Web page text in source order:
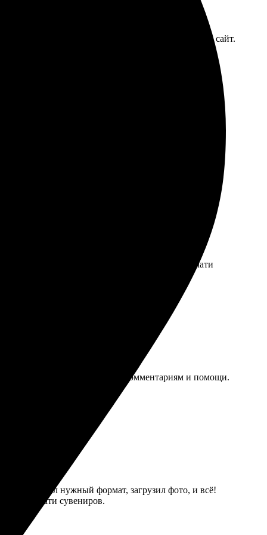
Выбрала желаемые изображения, загрузила их на сайт.
Качество печати впечатлило, яркие цвета,
на высоте. Доставили вовремя, качество печати
качественно. Рад комментариям и помощи.
Выбрал нужный формат, загрузил фото, и всё!
для печати сувениров.